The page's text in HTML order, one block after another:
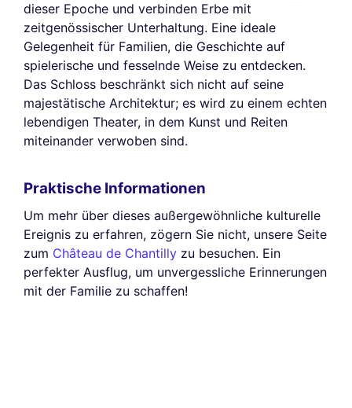
dieser Epoche und verbinden Erbe mit
zeitgenössischer Unterhaltung. Eine ideale
Gelegenheit für Familien, die Geschichte auf
spielerische und fesselnde Weise zu entdecken.
Das Schloss beschränkt sich nicht auf seine
majestätische Architektur; es wird zu einem echten
lebendigen Theater, in dem Kunst und Reiten
miteinander verwoben sind.
Praktische Informationen
Um mehr über dieses außergewöhnliche kulturelle
Ereignis zu erfahren, zögern Sie nicht, unsere Seite
zum Château de Chantilly zu besuchen. Ein
perfekter Ausflug, um unvergessliche Erinnerungen
mit der Familie zu schaffen!